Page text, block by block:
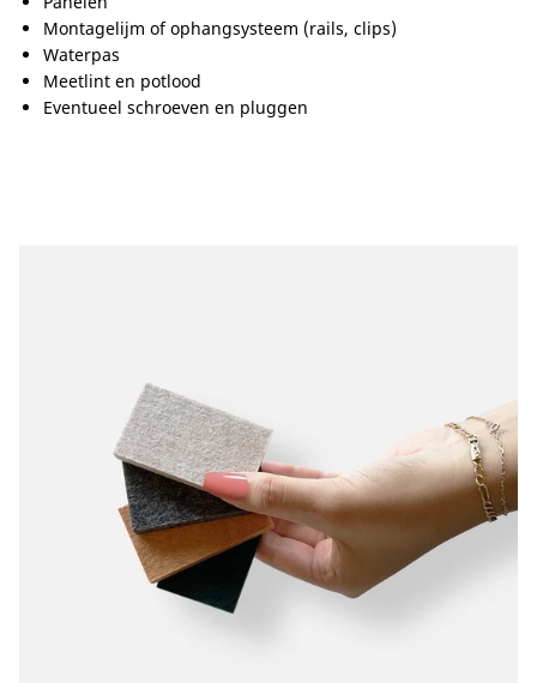
Montagelijm of ophangsysteem (rails, clips)
Waterpas
Meetlint en potlood
Eventueel schroeven en pluggen